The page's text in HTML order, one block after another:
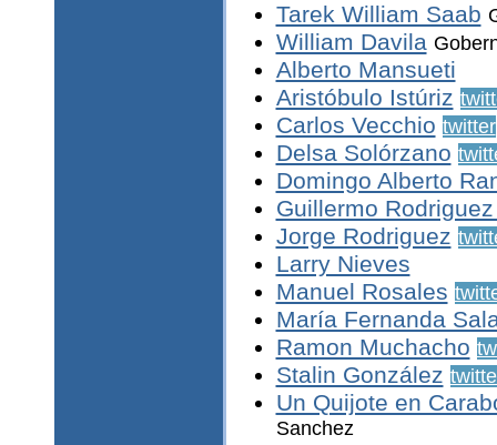
Tarek William Saab
William Davila
Alberto Mansueti
Aristóbulo Istúriz
Carlos Vecchio twitter
Delsa Solórzano
Domingo Alberto
Guillermo
Jorge Rodriguez
Larry Nieves
Manuel Rosales
María Fernanda
Ramon Muchacho
Stalin González
Un Quijote en
Sanchez